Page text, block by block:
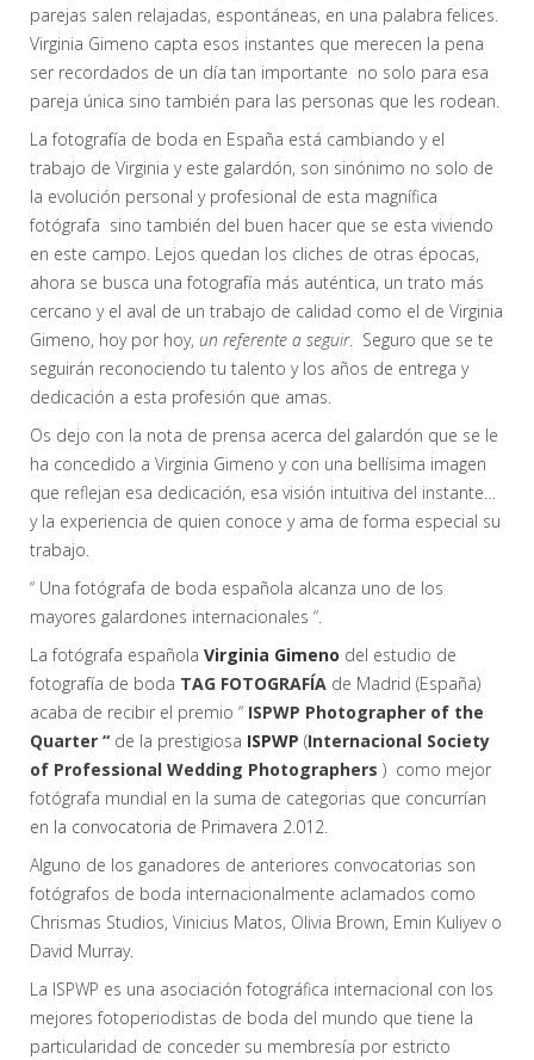
parejas salen relajadas, espontáneas, en una palabra felices.
Virginia Gimeno capta esos instantes que merecen la pena
ser recordados de un día tan importante no solo para esa
pareja única sino también para las personas que les rodean.
La fotografía de boda en España está cambiando y el
trabajo de Virginia y este galardón, son sinónimo no solo de
la evolución personal y profesional de esta magnífica
fotógrafa sino también del buen hacer que se esta viviendo
en este campo. Lejos quedan los cliches de otras épocas,
ahora se busca una fotografía más auténtica, un trato más
cercano y el aval de un trabajo de calidad como el de Virginia
Gimeno, hoy por hoy, un referente a seguir. Seguro que se te
seguirán reconociendo tu talento y los años de entrega y
dedicación a esta profesión que amas.
Os dejo con la nota de prensa acerca del galardón que se le
ha concedido a Virginia Gimeno y con una bellísima imagen
que reflejan esa dedicación, esa visión intuitiva del instante…
y la experiencia de quien conoce y ama de forma especial su
trabajo.
“ Una fotógrafa de boda española alcanza uno de los
mayores galardones internacionales “.
La fotógrafa española Virginia Gimeno del estudio de
fotografía de boda TAG FOTOGRAFÍA de Madrid (España)
acaba de recibir el premio “ ISPWP Photographer of the
Quarter “ de la prestigiosa ISPWP (Internacional Society
of Professional Wedding Photographers ) como mejor
fotógrafa mundial en la suma de categorias que concurrían
en la convocatoria de Primavera 2.012.
Alguno de los ganadores de anteriores convocatorias son
fotógrafos de boda internacionalmente aclamados como
Chrismas Studios, Vinicius Matos, Olivia Brown, Emin Kuliyev o
David Murray.
La ISPWP es una asociación fotográfica internacional con los
mejores fotoperiodistas de boda del mundo que tiene la
particularidad de conceder su membresía por estricto